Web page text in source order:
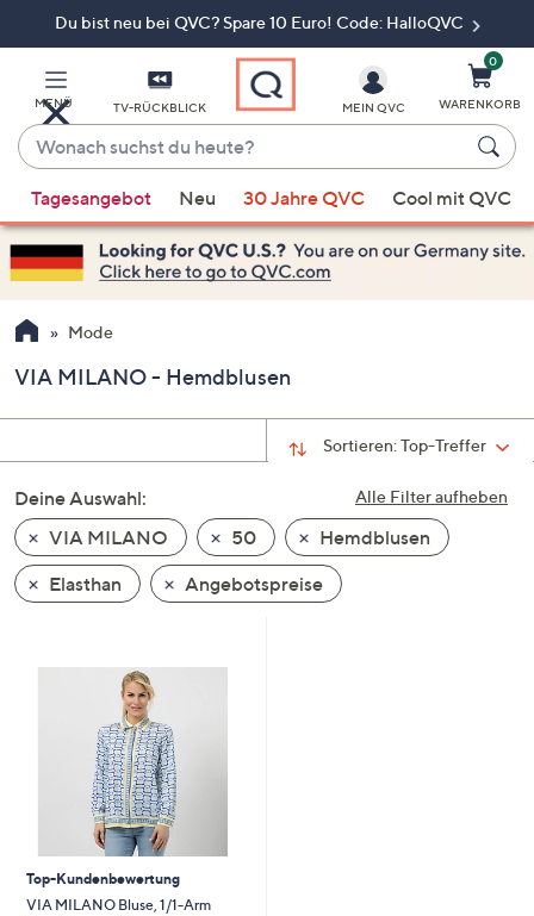
Du bist neu bei QVC? Spare 10 Euro! Code: HalloQVC
MENÜ TV-RÜCKBLICK
Wonach
suchst
du
heute?
Vorschläge
verfügbar
sind,
verwenden
Sie
Pfeiltasten
nach
und
nach
unten
oder
wischen
Touch-
diese
anzuzeigen.
MEIN QVC
0
WARENKORB
Tagesangebot Neu 30 Jahre QVC Cool mit QVC
Mode
VIA MILANO - Hemdblusen
Sortieren:Top-Treffer
Alle Filter aufheben
Deine Auswahl:
VIA MILANO
50
Hemdblusen
Elasthan
Angebotspreise
Top-Kundenbewertung
VIA MILANO Bluse, 1/1-Arm